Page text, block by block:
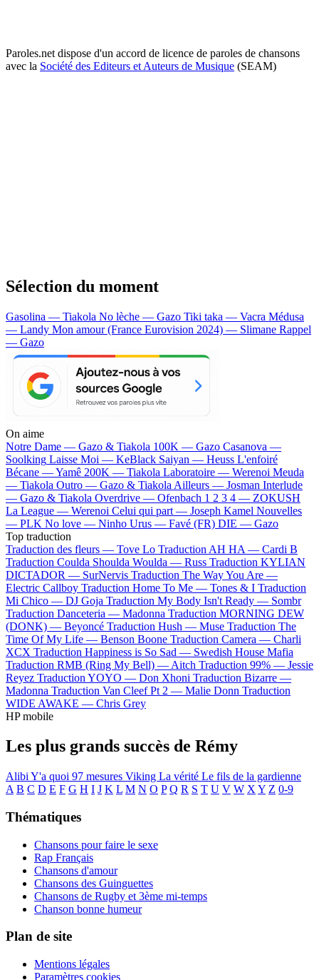
Paroles.net dispose d'un accord de licence de paroles de chansons
avec la Société des Editeurs et Auteurs de Musique (SEAM)
Sélection du moment
Gasolina — Tiakola No lèche — Gazo Tiki taka — Vacra Médusa
— Landy Mon amour (France Eurovision 2024) — Slimane Rappel
— Gazo
On aime
Notre Dame — Gazo & Tiakola 100K — Gazo Casanova —
Soolking Laisse Moi — KeBlack Saiyan — Heuss L'enfoiré
Bécane —Yamê 200K — Tiakola Laboratoire — Werenoi Meuda
— Tiakola Outro — Gazo & Tiakola Ailleurs — Josman Interlude
— Gazo & Tiakola Overdrive — Ofenbach 1 2 3 4 — ZOKUSH
La League — Werenoi Celui qui part — Joseph Kamel Nouvelles
— PLK No love — Ninho Urus — Favé (FR) DIE — Gazo
Top traduction
Traduction des fleurs — Tove Lo Traduction AH HA — Cardi B
Traduction Coulda Shoulda Woulda — Russ Traduction KYLIAN
DICTADOR — SurNervis Traduction The Way You Are —
Electric Callboy Traduction Home To Me — Tones & I Traduction
Mi Chico — DJ Goja Traduction My Body Isn't Ready — Sombr
Traduction Danceteria — Madonna Traduction MORNING DEW
(DONK) — Beyoncé Traduction Hush — Muse Traduction The
Time Of My Life — Benson Boone Traduction Camera — Charli
XCX Traduction Happiness is So Sad — Swedish House Mafia
Traduction RMB (Ring My Bell) — Aitch Traduction 99% — Jessie
Reyez Traduction YOYO — Don Xhoni Traduction Bizarre —
Madonna Traduction Van Cleef Pt 2 — Malie Donn Traduction
WIDE AWAKE — Chris Grey
HP mobile
Les plus grands succès de Rémy
Alibi Y'a quoi 97 mesures Viking La vérité Le fils de la gardienne
A B C D E F G H I J K L M N O P Q R S T U V W X Y Z 0-9
Thématiques
Chansons pour faire le sexe
Rap Français
Chansons d'amour
Chansons des Guinguettes
Chansons de Rugby et 3ème mi-temps
Chanson bonne humeur
Plan de site
Mentions légales
Paramètres cookies